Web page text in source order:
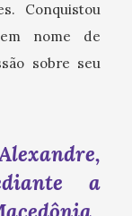
Conquistou
nome de
sobre seu
a